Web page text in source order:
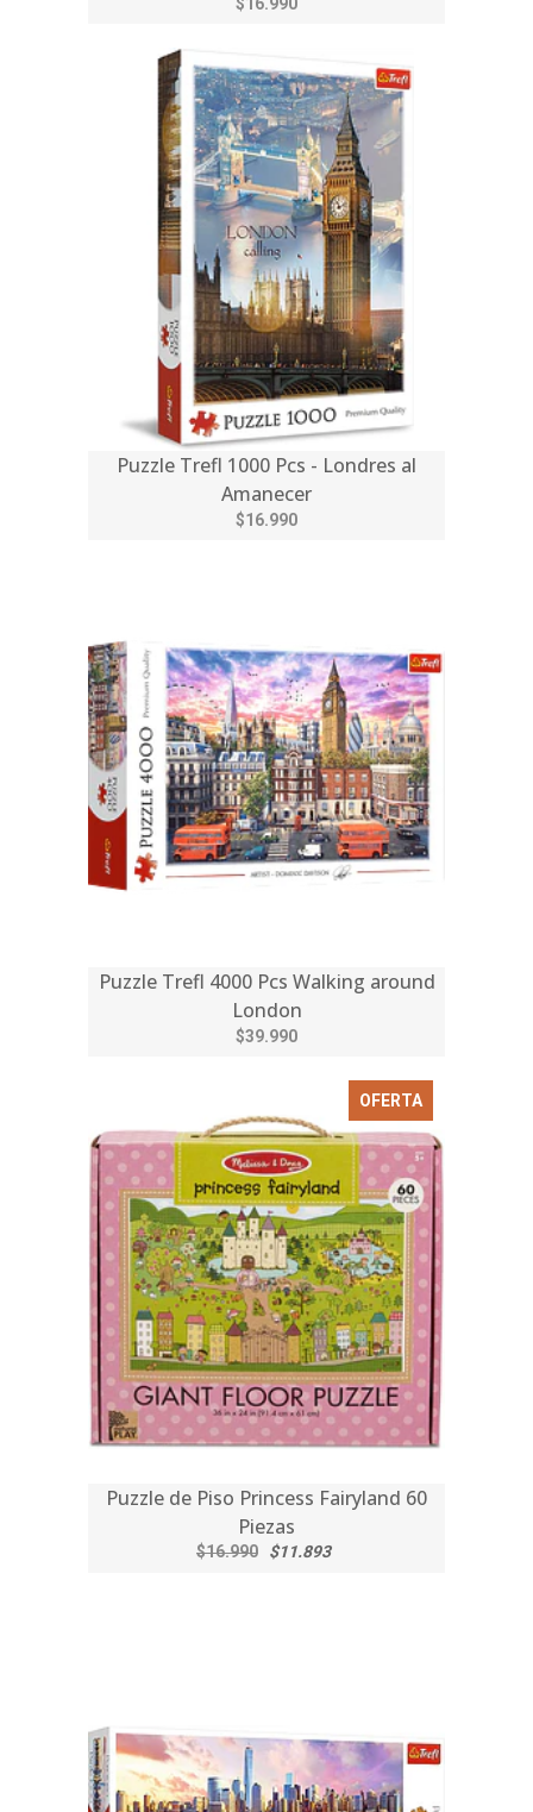
Puzzle Trefl 1000 Pcs - Londres al
Amanecer
$16.990
Puzzle Trefl 4000 Pcs Walking around
London
$39.990
OFERTA
Puzzle de Piso Princess Fairyland 60
Piezas
$16.990 $11.893